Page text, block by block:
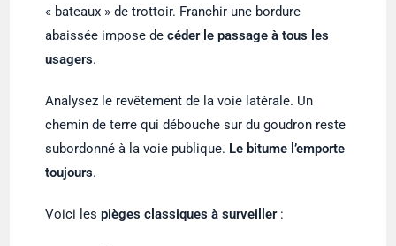
« bateaux » de trottoir. Franchir une bordure
abaissée impose decéder le passage à tous les
usagers.
Analysez le revêtement de la voie latérale. Un
chemin de terre qui débouche sur du goudron reste
subordonné à la voie publique. Le bitume l’emporte
toujours.
Voici lespièges classiques à surveiller :